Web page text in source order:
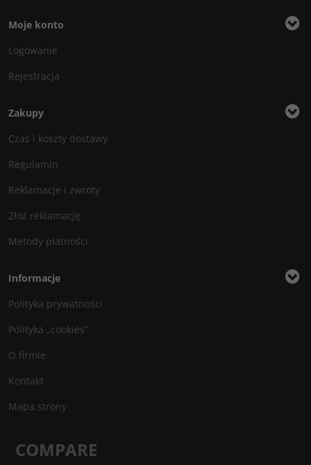
Moje konto
Logowanie
Rejestracja
Zakupy
Czas i koszty dostawy
Regulamin
Reklamacje i zwroty
Złóż reklamację
Metody płatności
Informacje
Polityka prywatności
Polityka „cookies”
O firmie
Kontakt
Mapa strony
COMPARE